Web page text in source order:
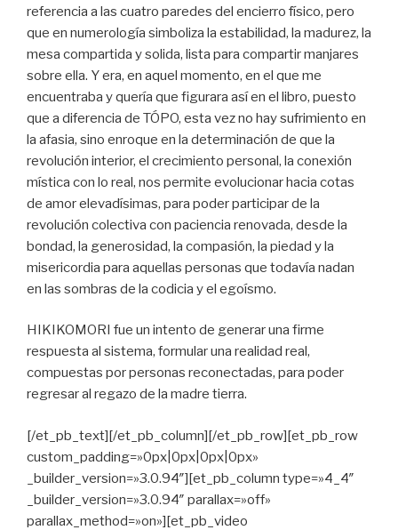
referencia a las cuatro paredes del encierro físico, pero
que en numerología simboliza la estabilidad, la madurez, la
mesa compartida y solida, lista para compartir manjares
sobre ella. Y era, en aquel momento, en el que me
encuentraba y quería que figurara así en el libro, puesto
que a diferencia de TÓPO, esta vez no hay sufrimiento en
la afasia, sino enroque en la determinación de que la
revolución interior, el crecimiento personal, la conexión
mística con lo real, nos permite evolucionar hacia cotas
de amor elevadísimas, para poder participar de la
revolución colectiva con paciencia renovada, desde la
bondad, la generosidad, la compasión, la piedad y la
misericordia para aquellas personas que todavía nadan
en las sombras de la codicia y el egoísmo.
HIKIKOMORI fue un intento de generar una firme
respuesta al sistema, formular una realidad real,
compuestas por personas reconectadas, para poder
regresar al regazo de la madre tierra.
[/et_pb_text][/et_pb_column][/et_pb_row][et_pb_row
custom_padding=»0px|0px|0px|0px»
_builder_version=»3.0.94″][et_pb_column type=»4_4″
_builder_version=»3.0.94″ parallax=»off»
parallax_method=»on»][et_pb_video